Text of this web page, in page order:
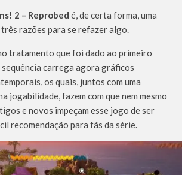
2 – Reprobed é, de certa forma, uma
razões para se refazer algo.
tratamento que foi dado ao primeiro
carrega agora gráficos
os quais, juntos com uma
jogabilidade, fazem com que nem mesmo
e novos impeçam esse jogo de ser
recomendação para fãs da série.